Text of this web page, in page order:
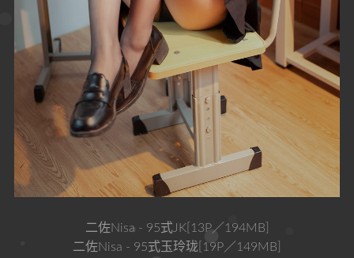
二佐Nisa - 95式JK[13P／194MB]
二佐Nisa - 95式玉玲珑[19P／149MB]